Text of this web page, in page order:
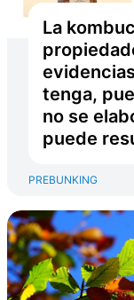
La
tenga,
no se
puede
PREBUNKING